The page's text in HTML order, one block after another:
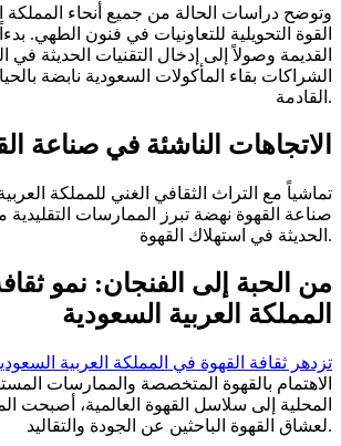
وتوضح دراسات الحالة من جميع أنحاء المملكة
القوة التحويلية للتعاونيات في فنون الطهي.
القديمة وصولاً إلى إدخال التقنيات الحديثة
الشراكات بقاء المأكولات السعودية نابضة
القادمة.
الاتجاهات الناشئة في صناعة
تماشياً مع التراث الثقافي الغني للمملكة
صناعة القهوة نهضة تبرز الممارسات التقليدية
الحديثة في استهلاك القهوة.
من الحبة إلى الفنجان: نمو
المملكة العربية السعودية
تزدهر ثقافة القهوة في المملكة العربية
الاهتمام بالقهوة المتخصصة والممارسات
المحلية إلى سلاسل القهوة العالمية، أصبحت
لعشاق القهوة الباحثين عن الجودة والتقاليد.